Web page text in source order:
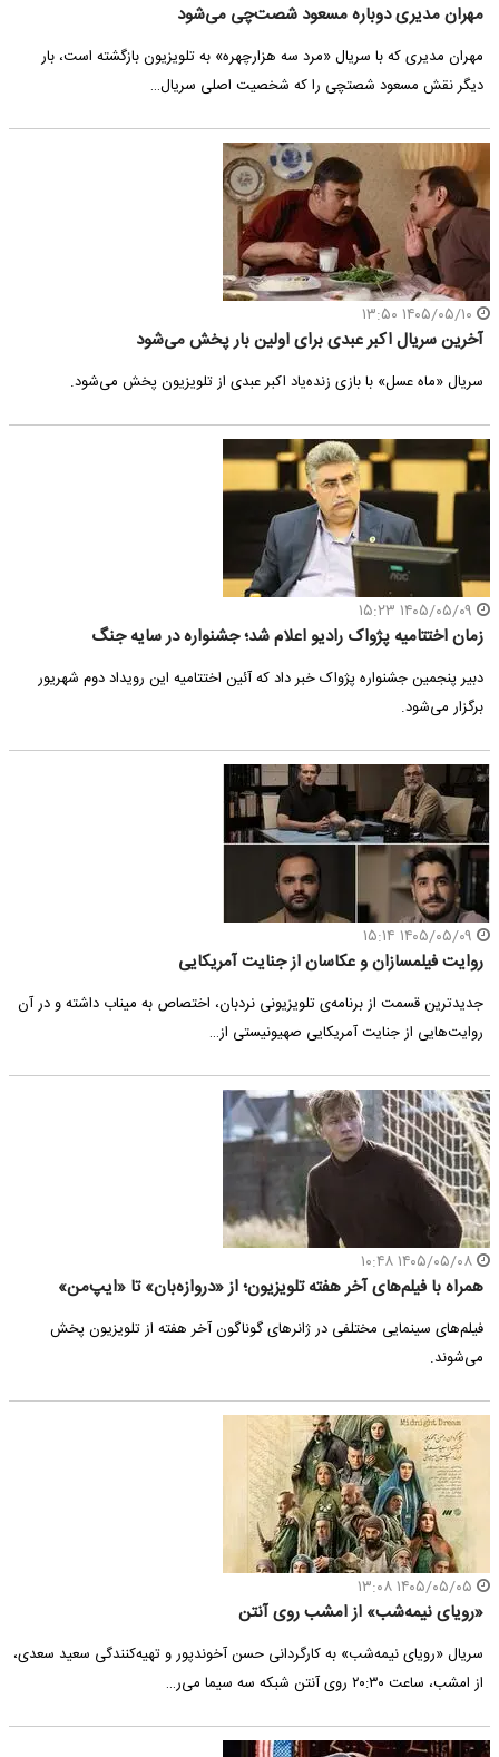
مهران مدیری دوباره مسعود شصت‌چی می‌شود
مهران مدیری که با سریال «مرد سه هزارچهره» به تلویزیون بازگشته است،‌ بار
دیگر نقش مسعود شصتچی را که شخصیت اصلی سریال…
آخرین سریال اکبر عبدی برای اولین بار پخش می‌شود
سریال «ماه عسل» با بازی زنده‌یاد اکبر عبدی از تلویزیون پخش می‌شود.
زمان اختتامیه پژواک رادیو اعلام شد؛ جشنواره در سایه جنگ
دبیر پنجمین جشنواره پژواک خبر داد که آئین اختتامیه این رویداد دوم شهریور
برگزار می‌شود.
روایت فیلمسازان و عکاسان از جنایت آمریکایی
جدیدترین قسمت از برنامه‌ی تلویزیونی نردبان، اختصاص به میناب داشته و در آن
روایت‌هایی از جنایت آمریکایی صهیونیستی از…
همراه با فیلم‌های آخر هفته تلویزیون؛ از «دروازه‌بان» تا «ایپ‌من»
فیلم‌های سینمایی مختلفی در ژانرهای گوناگون آخر هفته از تلویزیون پخش
می‌شوند.
«رویای نیمه‌شب» از امشب روی آنتن
سریال «رویای نیمه‌شب» به کارگردانی حسن آخوندپور و تهیه‌کنندگی سعید سعدی،
از امشب، ساعت ۲۰:۳۰ روی آنتن شبکه سه سیما می‌ر…